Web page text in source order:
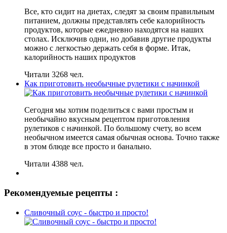
Все, кто сидит на диетах, следят за своим правильным
питанием, должны представлять себе калорийность
продуктов, которые ежедневно находятся на наших
столах. Исключив одни, но добавив другие продукты
можно с легкостью держать себя в форме. Итак,
калорийность наших продуктов
Читали 3268 чел.
Как приготовить необычные рулетики с начинкой
Сегодня мы хотим поделиться с вами простым и
необычайно вкусным рецептом приготовления
рулетиков с начинкой. По большому счету, во всем
необычном имеется самая обычная основа. Точно также
в этом блюде все просто и банально.
Читали 4388 чел.
Рекомендуемые рецепты :
Сливочный соус - быстро и просто!